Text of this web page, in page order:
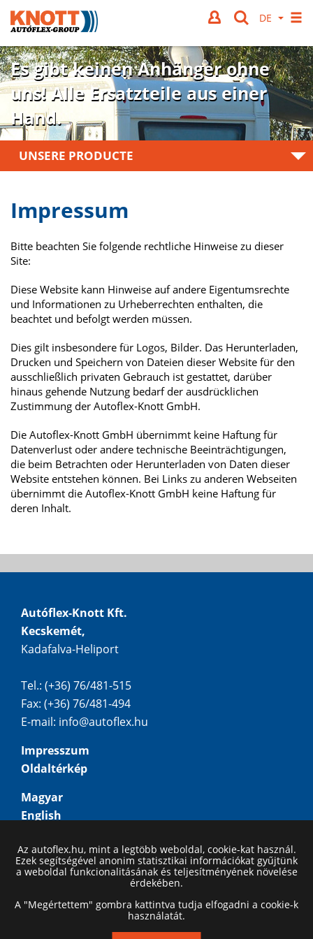
Es gibt keinen Anhänger ohne
uns!Alle Ersatzteile aus einer
Hand.
UNSERE PRODUCTE
Impressum
Bitte beachten Sie folgende rechtliche Hinweise zu dieser
Site:
Diese Website kann Hinweise auf andere Eigentumsrechte
und Informationen zu Urheberrechten enthalten, die
beachtet und befolgt werden müssen.
Dies gilt insbesondere für Logos, Bilder. Das Herunterladen,
Drucken und Speichern von Dateien dieser Website für den
ausschließlich privaten Gebrauch ist gestattet, darüber
hinaus gehende Nutzung bedarf der ausdrücklichen
Zustimmung der Autoflex-Knott GmbH.
Die Autoflex-Knott GmbH übernimmt keine Haftung für
Datenverlust oder andere technische Beeinträchtigungen,
die beim Betrachten oder Herunterladen von Daten dieser
Website entstehen können. Bei Links zu anderen Webseiten
übernimmt die Autoflex-Knott GmbH keine Haftung für
deren Inhalt.
Autóflex-Knott Kft.
Kecskemét,
Kadafalva-Heliport
Tel.: (+36) 76/481-515
Fax: (+36) 76/481-494
E-mail: info@autoflex.hu
Impresszum
Oldaltérkép
Magyar
English
Русский
Az autoflex.hu, mint a legtöbb weboldal, cookie-kat használ.
Ezek segítségével anonim statisztikai információkat gyűjtünk
a weboldal funkcionalitásának és teljesítményének növelése
érdekében.
A "Megértettem" gombra kattintva tudja elfogadni a cookie-k
használatát.